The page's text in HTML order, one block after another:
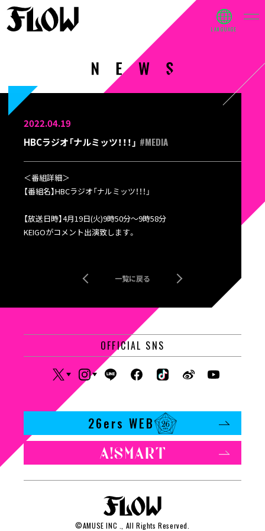
2022.04.19
HBCラジオ「ナルミッツ！！！」 #MEDIA
＜番組詳細＞
【番組名】HBCラジオ「ナルミッツ！！！」
【放送日時】4月19日(火)9時50分～9時58分
KEIGOがコメント出演致します。
一覧に戻る
OFFICIAL SNS
26ers WEB
©AMUSE INC ., All Rights Reserved.